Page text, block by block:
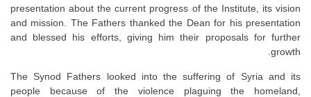
presentation about the current progress of the Institute, its vision
and mission. The Fathers thanked the Dean for his presentation
and blessed his efforts, giving him their proposals for further
growth.
The Synod Fathers looked into the suffering of Syria and its
people because of the violence plaguing the homeland,